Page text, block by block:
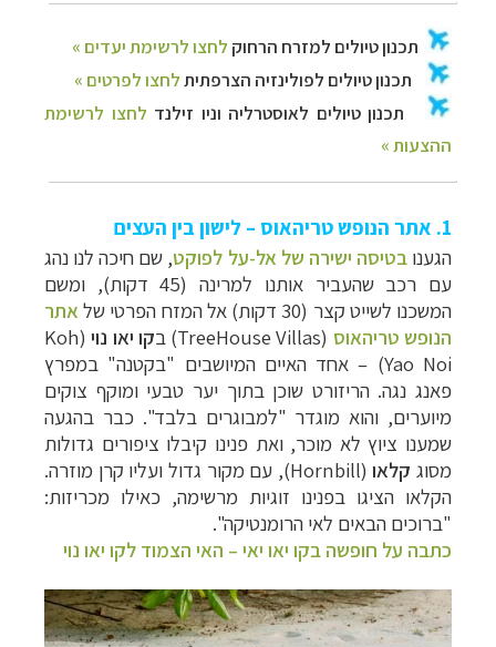
1. אתר הנופש טריהאוס – לישון בין העצים
הגענובטיסה ישירה של אל-על לפוקט, שם חיכה לנו נהג
עם רכב שהעביר אותנו למרינה (45 דקות), ומשם
המשכנו לשייט קצר (30 דקות) אל המזח הפרטי של
אתר
הנופש טריהאוס (
TreeHouse Villas) בקו יאו נוי (
Koh
Yao Noi) – אחד האיים המיושבים "בקטנה" במפרץ
פאנג נגה. הריזורט שוכן בתוך יער טבעי ומוקף צוקים
מיוערים, והוא מוגדר "למבוגרים בלבד".כבר בהגעה
שמענו ציוץ לא מוכר, ואת פנינו קיבלו ציפורים גדולות
מסוג קלאו(
Hornbill), עם מקור גדול ועליו קרן מוזרה.
הקלאו הציגו בפנינו זוגיות מרשימה, כאילו מכריזות:
"ברוכים הבאים לאי הרומנטיקה".
כתבה על חופשה בקו יאו יאי – האי הצמוד לקו יאו נוי